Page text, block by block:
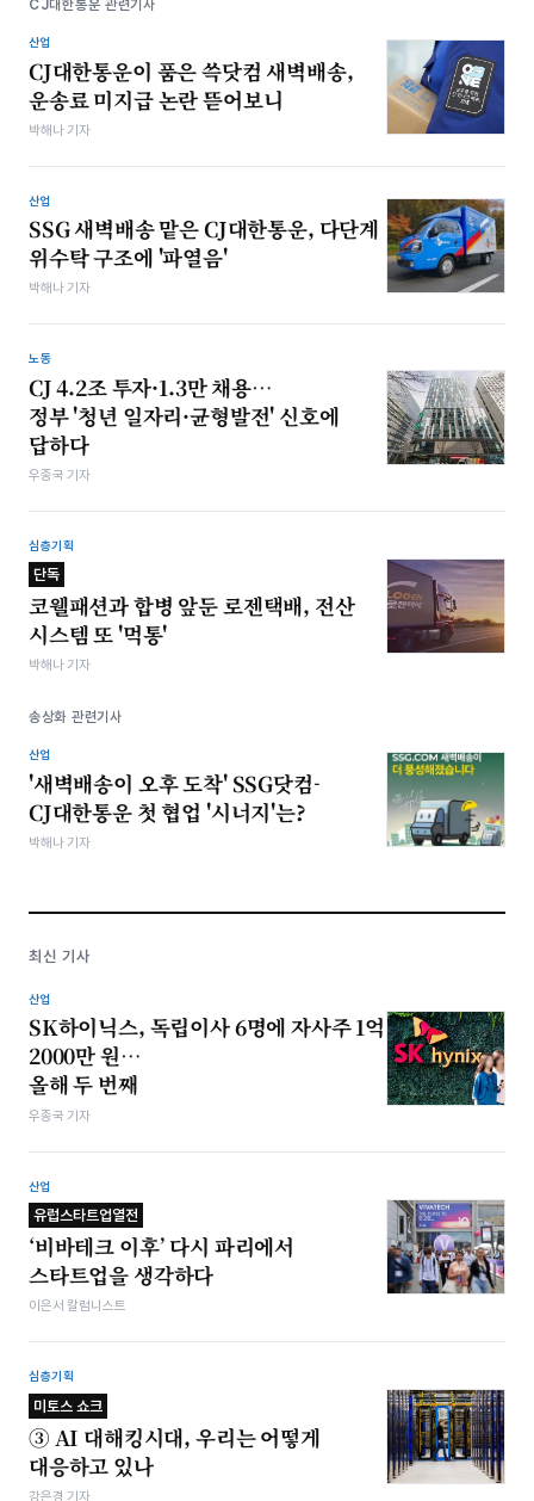
CJ대한통운 관련기사
산업
CJ대한통운이 품은 쓱닷컴 새벽배송,
운송료 미지급 논란 뜯어보니
박해나 기자
산업
SSG 새벽배송 맡은 CJ대한통운, 다단계
위수탁 구조에 '파열음'
박해나 기자
노동
CJ 4.2조 투자·1.3만 채용…
정부 '청년 일자리·균형발전' 신호에
답하다
우종국 기자
심층기획
단독
코웰패션과 합병 앞둔 로젠택배, 전산
시스템 또 '먹통'
박해나 기자
송상화 관련기사
산업
'새벽배송이 오후 도착' SSG닷컴-
CJ대한통운 첫 협업 '시너지'는?
박해나 기자
최신 기사
산업
SK하이닉스, 독립이사 6명에 자사주 1억
2000만 원…
올해 두 번째
우종국 기자
산업
유럽스타트업열전
‘비바테크 이후’ 다시 파리에서
스타트업을 생각하다
이은서 칼럼니스트
심층기획
미토스 쇼크
③ AI 대해킹시대, 우리는 어떻게
대응하고 있나
강은경 기자